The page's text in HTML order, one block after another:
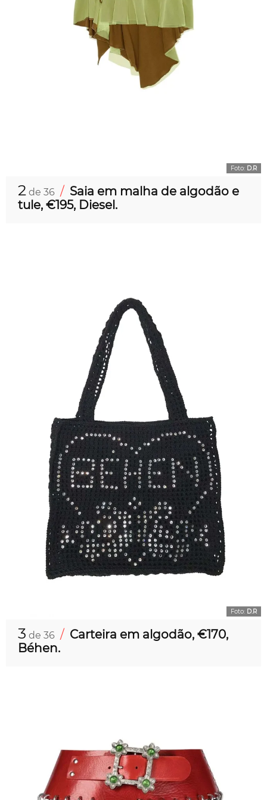
Foto: D.R
2 de 36 / Saia em malha de algodão e
tule, €195, Diesel.
Foto: D.R
3 de 36 / Carteira em algodão, €170,
Béhen.